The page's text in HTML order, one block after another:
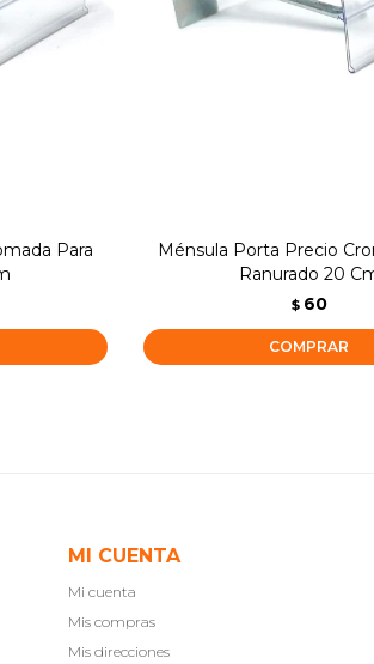
Para
Ménsula Porta Precio
Ranurado 20
$ 60
MI CUENTA
Mi cuenta
Mis compras
Mis direcciones